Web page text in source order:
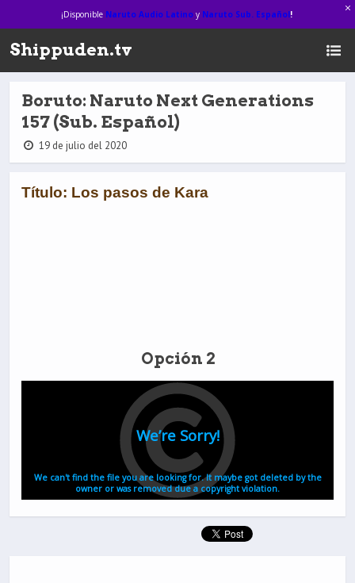
¡Disponible Naruto Audio Latinoy Naruto Sub. Español!
Shippuden.tv
Boruto: Naruto Next Generations
157 (Sub. Español)
19 de julio del 2020
Título: Los pasos de Kara
Opción 2